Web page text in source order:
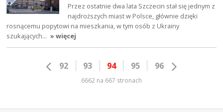
Przez ostatnie dwa lata Szczecin stał się jednym z
najdroższych miast w Polsce, głównie dzięki
rosnącemu popytowi na mieszkania, w tym osób z Ukrainy
szukających… » więcej
92 93 94 95 96
6662 na 667 stronach